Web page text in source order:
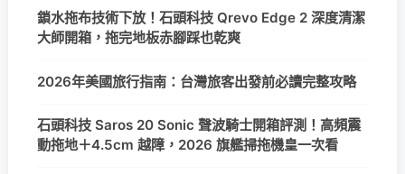
鎖水拖布技術下放！石頭科技 Qrevo Edge 2 深度清潔
大師開箱，拖完地板赤腳踩也乾爽
2026年美國旅行指南：台灣旅客出發前必讀完整攻略
石頭科技 Saros 20 Sonic 聲波騎士開箱評測！高頻震
動拖地＋4.5cm 越障，2026 旗艦掃拖機皇一次看